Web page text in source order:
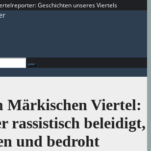
Geschichten unseres Viertels
Märkischen Viertel:
rassistisch beleidigt,
und bedroht